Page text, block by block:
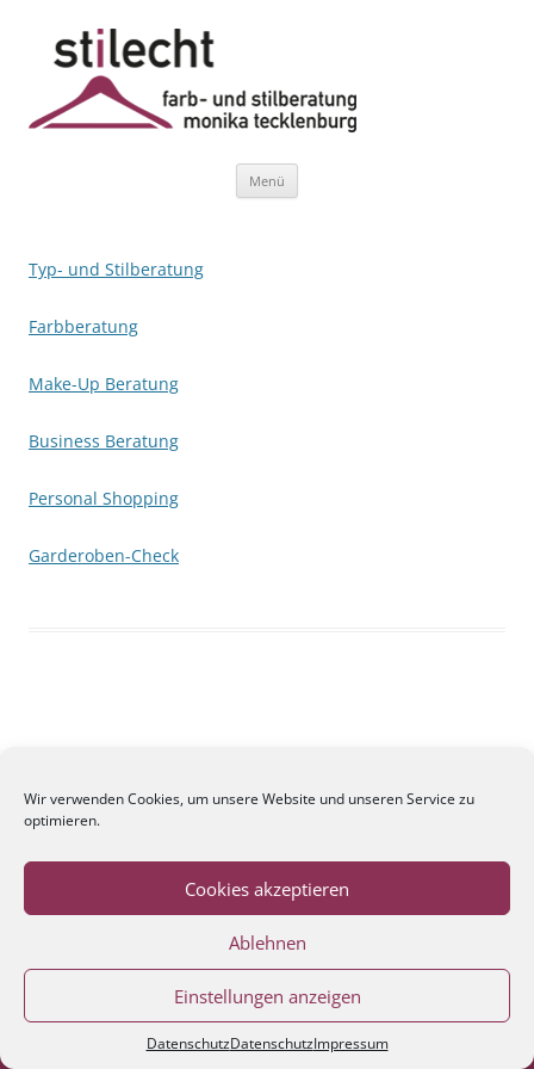
Wir verwenden Cookies, um unsere Website und unseren Service zu
optimieren.
Cookies akzeptieren
Ablehnen
Einstellungen anzeigen
DatenschutzDatenschutzImpressum
Menü
Typ- und Stilberatung
Farbberatung
Make-Up Beratung
Business Beratung
Personal Shopping
Garderoben-Check